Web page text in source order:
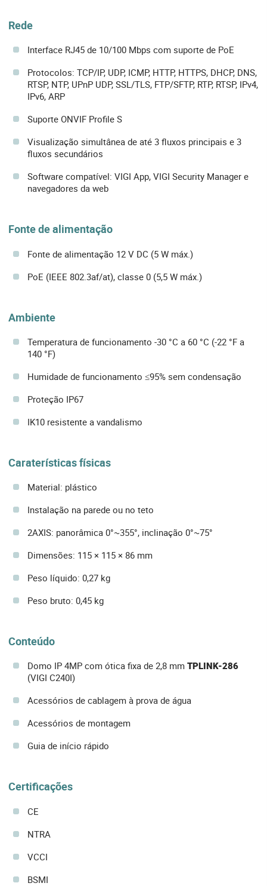
Rede
Interface RJ45 de 10/100 Mbps com suporte de PoE
Protocolos: TCP/IP, UDP, ICMP, HTTP, HTTPS, DHCP, DNS,
RTSP, NTP, UPnP UDP, SSL/TLS, FTP/SFTP, RTP, RTSP, IPv4,
IPv6, ARP
Suporte ONVIF Profile S
Visualização simultânea de até 3 fluxos principais e 3
fluxos secundários
Software compatível: VIGI App, VIGI Security Manager e
navegadores da web
Fonte de alimentação
Fonte de alimentação 12 V DC (5 W máx.)
PoE (IEEE 802.3af/at), classe 0 (5,5 W máx.)
Ambiente
Temperatura de funcionamento -30 °C a 60 °C (-22 °F a
140 °F)
Humidade de funcionamento ≤95% sem condensação
Proteção IP67
IK10 resistente a vandalismo
Caraterísticas físicas
Material: plástico
Instalação na parede ou no teto
2AXIS: panorâmica 0°~355°, inclinação 0°~75°
Dimensões: 115 × 115 × 86 mm
Peso líquido: 0,27 kg
Peso bruto: 0,45 kg
Conteúdo
Domo IP 4MP com ótica fixa de 2,8 mm TPLINK-286
(VIGI C240I)
Acessórios de cablagem à prova de água
Acessórios de montagem
Guia de início rápido
Certificações
CE
NTRA
VCCI
BSMI